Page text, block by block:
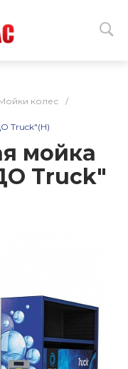
колес
/
Truck"(H)
мойка
Truck"